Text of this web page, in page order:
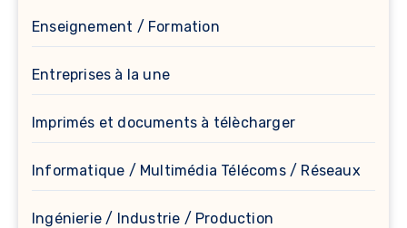
Enseignement / Formation
Entreprises à la une
Imprimés et documents à télècharger
Informatique / Multimédia Télécoms / Réseaux
Ingénierie / Industrie / Production